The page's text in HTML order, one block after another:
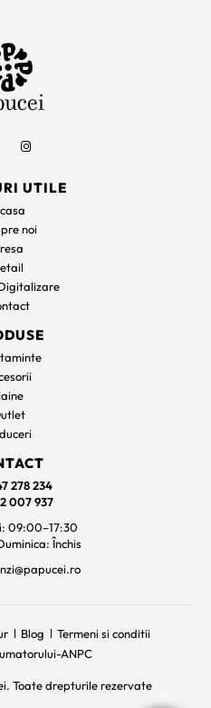
UTILE
noi
278 234
007 937
09:00–17:30
Închis
Blog
Termeni si conditii
ANPC
Toate drepturile rezervate